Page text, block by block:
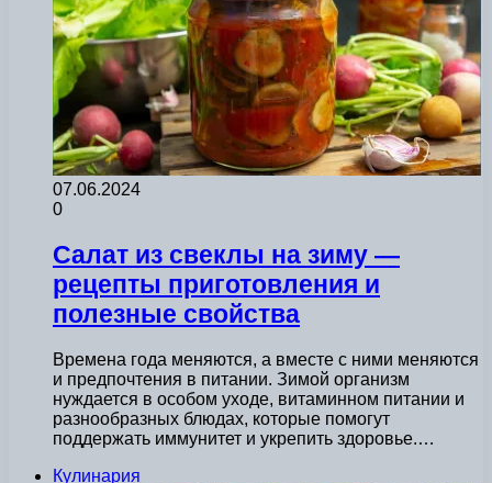
07.06.2024
0
Салат из свеклы на зиму —
рецепты приготовления и
полезные свойства
Времена года меняются, а вместе с ними меняются
и предпочтения в питании. Зимой организм
нуждается в особом уходе, витаминном питании и
разнообразных блюдах, которые помогут
поддержать иммунитет и укрепить здоровье.…
Кулинария